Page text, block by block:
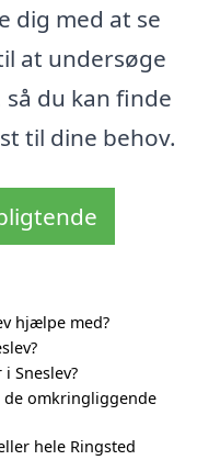
dig med at se
at undersøge
du kan finde
til dine behov.
hjælpe med?
Sneslev?
omkringliggende
hele Ringsted